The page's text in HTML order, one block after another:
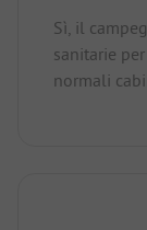
Sì, il
sanitarie
normali